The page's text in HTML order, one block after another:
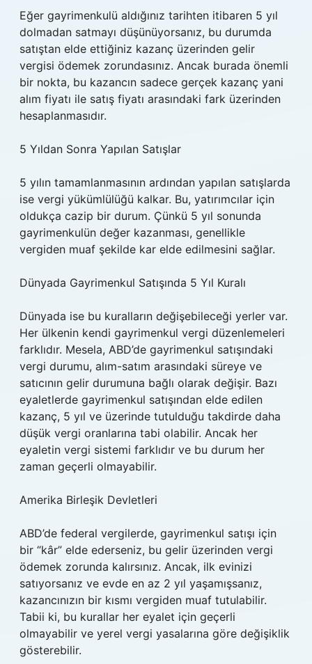
Eğer gayrimenkulü aldığınız tarihten itibaren 5 yıl
dolmadan satmayı düşünüyorsanız, bu durumda
satıştan elde ettiğiniz kazanç üzerinden gelir
vergisi ödemek zorundasınız. Ancak burada önemli
bir nokta, bu kazancın sadece gerçek kazanç yani
alım fiyatı ile satış fiyatı arasındaki fark üzerinden
hesaplanmasıdır.
5 Yıldan Sonra Yapılan Satışlar
5 yılın tamamlanmasının ardından yapılan satışlarda
ise vergi yükümlülüğü kalkar. Bu, yatırımcılar için
oldukça cazip bir durum. Çünkü 5 yıl sonunda
gayrimenkulün değer kazanması, genellikle
vergiden muaf şekilde kar elde edilmesini sağlar.
Dünyada Gayrimenkul Satışında 5 Yıl Kuralı
Dünyada ise bu kuralların değişebileceği yerler var.
Her ülkenin kendi gayrimenkul vergi düzenlemeleri
farklıdır. Mesela, ABD’de gayrimenkul satışındaki
vergi durumu, alım-satım arasındaki süreye ve
satıcının gelir durumuna bağlı olarak değişir. Bazı
eyaletlerde gayrimenkul satışından elde edilen
kazanç, 5 yıl ve üzerinde tutulduğu takdirde daha
düşük vergi oranlarına tabi olabilir. Ancak her
eyaletin vergi sistemi farklıdır ve bu durum her
zaman geçerli olmayabilir.
Amerika Birleşik Devletleri
ABD’de federal vergilerde, gayrimenkul satışı için
bir “kâr” elde ederseniz, bu gelir üzerinden vergi
ödemek zorunda kalırsınız. Ancak, ilk evinizi
satıyorsanız ve evde en az 2 yıl yaşamışsanız,
kazancınızın bir kısmı vergiden muaf tutulabilir.
Tabii ki, bu kurallar her eyalet için geçerli
olmayabilir ve yerel vergi yasalarına göre değişiklik
gösterebilir.